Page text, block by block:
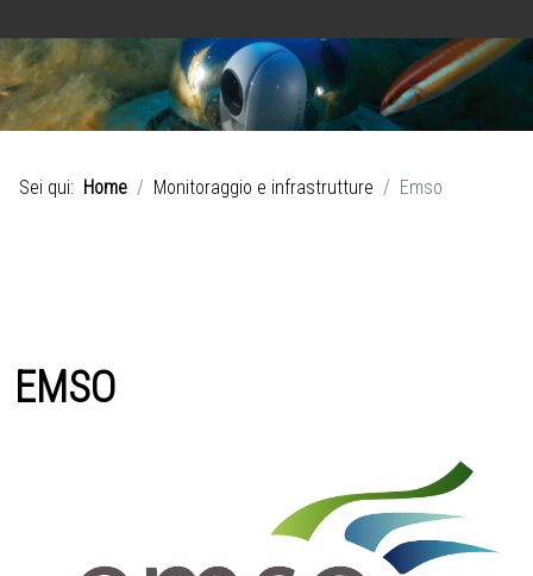
Sei qui: Home Monitoraggio e infrastrutture Emso
EMSO